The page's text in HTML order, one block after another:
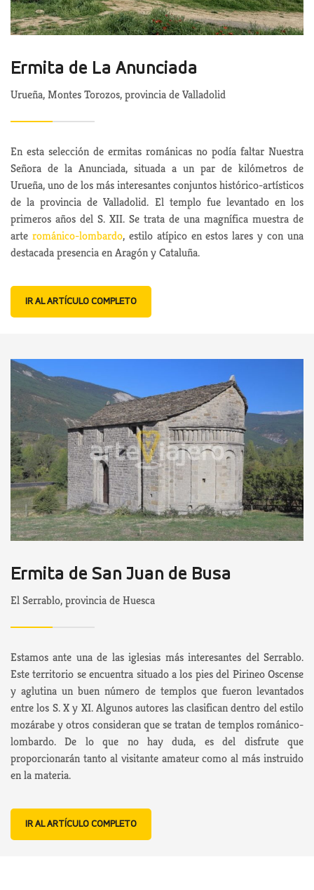
Ermita de La Anunciada
Urueña, Montes Torozos, provincia de Valladolid
En esta selección de ermitas románicas no podía faltar Nuestra
Señora de la Anunciada, situada a un par de kilómetros de
Urueña, uno de los más interesantes conjuntos histórico-artísticos
de la provincia de Valladolid. El templo fue levantado en los
primeros años del S. XII. Se trata de una magnífica muestra de
arte románico-lombardo, estilo atípico en estos lares y con una
destacada presencia en Aragón y Cataluña.
IR AL ARTÍCULO COMPLETO
Ermita de San Juan de Busa
El Serrablo, provincia de Huesca
Estamos ante una de las iglesias más interesantes del Serrablo.
Este territorio se encuentra situado a los pies del Pirineo Oscense
y aglutina un buen número de templos que fueron levantados
entre los S. X y XI. Algunos autores las clasifican dentro del estilo
mozárabe y otros consideran que se tratan de templos románico-
lombardo. De lo que no hay duda, es del disfrute que
proporcionarán tanto al visitante amateur como al más instruido
en la materia.
IR AL ARTÍCULO COMPLETO